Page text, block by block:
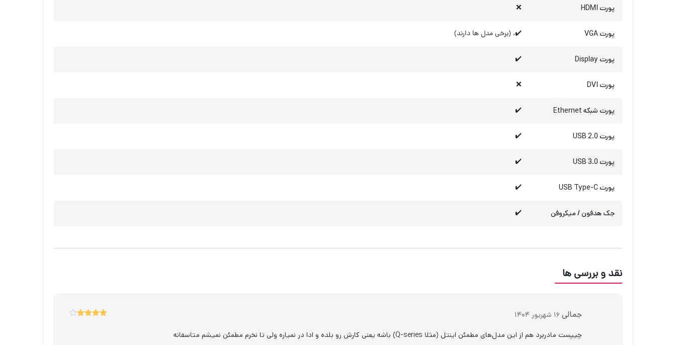
پورت HDMI ❌
پورت VGA ✔️، (برخی مدل ها دارند)
پورت Display ✔️
پورت DVI ❌
پورت شبکه Ethernet ✔️
پورت USB 2.0 ✔️
پورت USB 3.0 ✔️
پورت USB Type-C ✔️
جک هدفون / میکروفن ✔️
نقد و بررسی ها
جمالی16 شهریور 1404
چیپست مادربرد هم از این مدل‌های مطمئن اینتل (مثلا Q-series) باشه یعنی کارش رو بلده و ادا در نمیاره ولی تا نخرم مطمئن نمیشم متاسفانه